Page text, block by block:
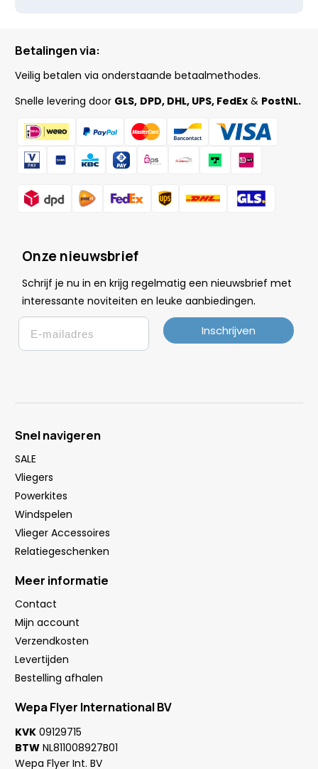
Betalingen via:
Veilig betalen via onderstaande betaalmethodes.
Snelle levering door GLS, DPD, DHL, UPS, FedEx & PostNL.
Onze nieuwsbrief
Schrijf je nu in en krijg regelmatig een nieuwsbrief met
interessante noviteiten en leuke aanbiedingen.
Email
Inschrijven
Snel navigeren
SALE
Vliegers
Powerkites
Windspelen
Vlieger Accessoires
Relatiegeschenken
Meer informatie
Contact
Mijn account
Verzendkosten
Levertijden
Bestelling afhalen
Wepa Flyer International BV
KVK 09129715
BTW NL811008927B01
Wepa Flyer Int. BV